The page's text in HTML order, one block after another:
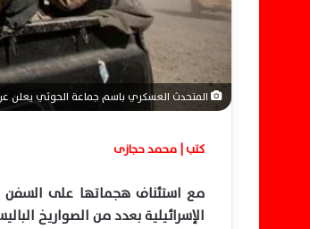
ي
المتحدث العسكري باسم جماعة الحوثي يعلن
كتب | محمد حجازى
مع استئناف هجماتها على
الإسرائيلية بعدد من الصواريخ